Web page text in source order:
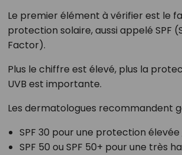
Le premier élément à vérifier est le
protection solaire, aussi appelé SPF
Factor).
Plus le chiffre est élevé, plus la
UVB est importante.
Les dermatologues recommandent
SPF 30 pour une protection élevée
SPF 50 ou SPF 50+ pour une très